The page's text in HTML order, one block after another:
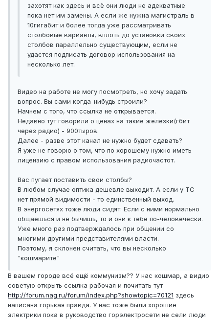
захотят как здесь и всё они люди не адекватные
пока нет им замены. А если же нужна магистраль в
10гигабит и более тогда уже рассматривать
столбовые варианты, вплоть до установки своих
столбов параллельно существующим, если не
удастся подписать договор использования на
несколько лет.
Видео на работе не могу посмотреть, но хочу задать
вопрос. Вы сами когда-нибудь строили?
Начнем с того, что ссылка не открывается.
Недавно тут говорили о ценах на такие железки(гбит
через радио) - 900тыров.
Далее - разве этот канал не нужно будет сдавать?
Я уже не говорю о том, что по хорошему нужно иметь
лицензию с правом использования радиочастот.
Вас пугает поставить свои столбы?
В любом случае оптика дешевле выходит. А если у ТС
нет прямой видимости - то единственный выход.
В энергосетях тоже люди сидят. Если с ними нормально
общаешься и не бычишь, то и они к тебе по-человечески.
Уже много раз подтверждалось при общении со
многими другими представителями власти.
Поэтому, я склонен считать, что вы несколько
"кошмарите"
В вашем городе всё ещё коммунизм?? У нас кошмар, а видио
советую открыть ссылка рабочая и почитать тут
http://forum.nag.ru/forum/index.php?showtopic=70121 здесь
написана горькая правда. У нас тоже были хорошие
электрики пока в руководство горэлектросети не сели люди